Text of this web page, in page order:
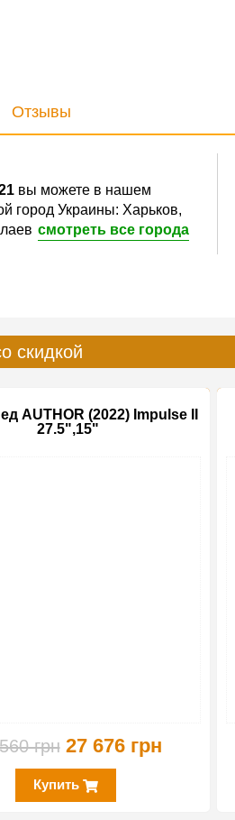
Отзывы
вы можете в нашем
город Украины: Харьков,
смотреть все города
скидкой
AUTHOR (2022) Impulse II
27.5",15"
грн 27 676 грн
Купить